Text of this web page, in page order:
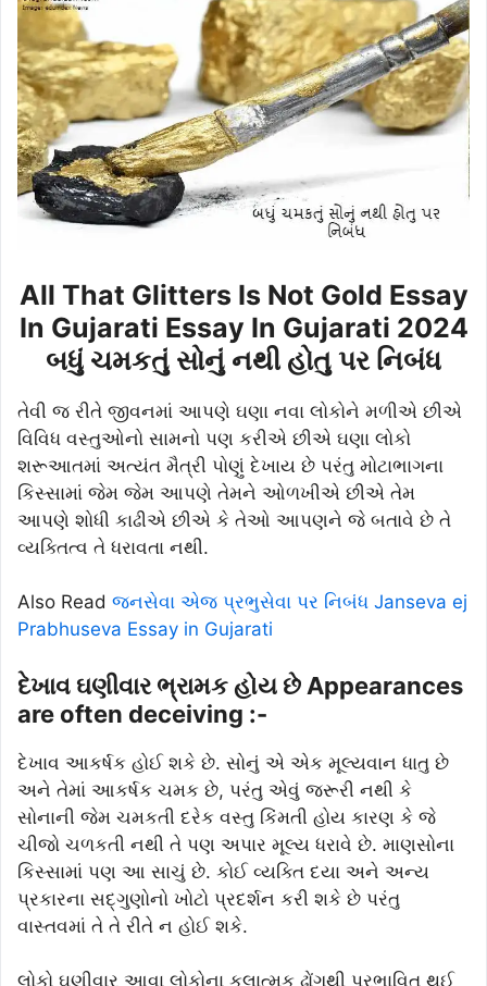
All That Glitters Is Not Gold Essay
In Gujarati Essay In Gujarati 2024
બધું ચમકતું સોનું નથી હોતુ પર નિબંધ
તેવી જ રીતે જીવનમાં આપણે ઘણા નવા લોકોને મળીએ છીએ
વિવિધ વસ્તુઓનો સામનો પણ કરીએ છીએ ઘણા લોકો
શરૂઆતમાં અત્યંત મૈત્રી પોણું દેખાય છે પરંતુ મોટાભાગના
કિસ્સામાં જેમ જેમ આપણે તેમને ઓળખીએ છીએ તેમ
આપણે શોધી કાઢીએ છીએ કે તેઓ આપણને જે બતાવે છે તે
વ્યક્તિત્વ તે ધરાવતા નથી.
Also Read જનસેવા એજ પ્રભુસેવા પર નિબંધ Janseva ej
Prabhuseva Essay in Gujarati
દેખાવ ઘણીવાર ભ્રામક હોય છે Appearances
are often deceiving :-
દેખાવ આકર્ષક હોઈ શકે છે. સોનું એ એક મૂલ્યવાન ધાતુ છે
અને તેમાં આકર્ષક ચમક છે, પરંતુ એવું જરૂરી નથી કે
સોનાની જેમ ચમકતી દરેક વસ્તુ કિંમતી હોય કારણ કે જે
ચીજો ચળકતી નથી તે પણ અપાર મૂલ્ય ધરાવે છે. માણસોના
કિસ્સામાં પણ આ સાચું છે. કોઈ વ્યક્તિ દયા અને અન્ય
પ્રકારના સદ્ગુણોનો ખોટો પ્રદર્શન કરી શકે છે પરંતુ
વાસ્તવમાં તે તે રીતે ન હોઈ શકે.
લોકો ઘણીવાર આવા લોકોના કલાત્મક ઢોંગથી પ્રભાવિત થઈ